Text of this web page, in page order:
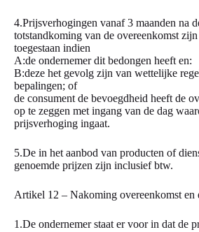
4.Prijsverhogingen vanaf 3 maanden na
totstandkoming van de overeenkomst zijn
toegestaan indien
A:de ondernemer dit bedongen heeft en:
B:deze het gevolg zijn van wettelijke
bepalingen; of
de consument de bevoegdheid heeft de
op te zeggen met ingang van de dag
prijsverhoging ingaat.
5.De in het aanbod van producten of
genoemde prijzen zijn inclusief btw.
Artikel 12 – Nakoming overeenkomst en
1.De ondernemer staat er voor in dat de